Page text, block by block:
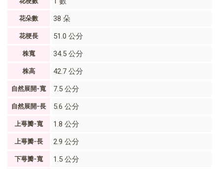
花朵數 38 朵
花梗長 51.0 公分
株寬 34.5 公分
株高 42.7 公分
自然展開-寬 7.5 公分
自然展開-長 5.6 公分
上萼瓣-寬 1.8 公分
上萼瓣-長 2.9 公分
下萼瓣-寬 1.5 公分